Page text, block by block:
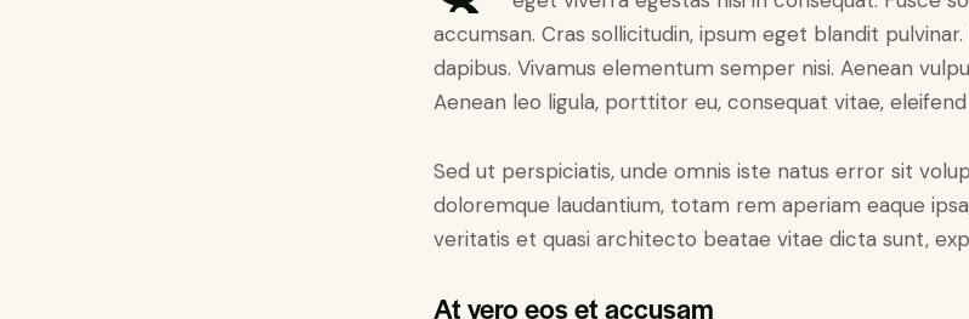
accumsan. Cras sollicitudin, ipsum eget blandit
dapibus. Vivamus elementum semper nisi. Aenean
Aenean leo ligula, porttitor eu, consequat vitae, eleifend
Sed ut perspiciatis, unde omnis iste natus error sit
doloremque laudantium, totam rem aperiam eaque
veritatis et quasi architecto beatae vitae dicta sunt,
At vero eos et accusam